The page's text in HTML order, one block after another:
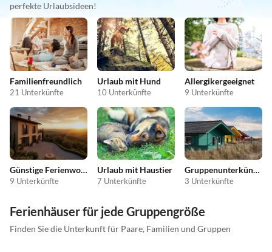
perfekte Urlaubsideen!
Familienfreundlich
21 Unterkünfte
Urlaub mit Hund
10 Unterkünfte
Allergikergeeignet
9 Unterkünfte
Günstige Ferienwohnungen
9 Unterkünfte
Urlaub mit Haustier
7 Unterkünfte
Gruppenunterkünfte
3 Unterkünfte
Ferienhäuser für jede Gruppengröße
Finden Sie die Unterkunft für Paare, Familien und Gruppen